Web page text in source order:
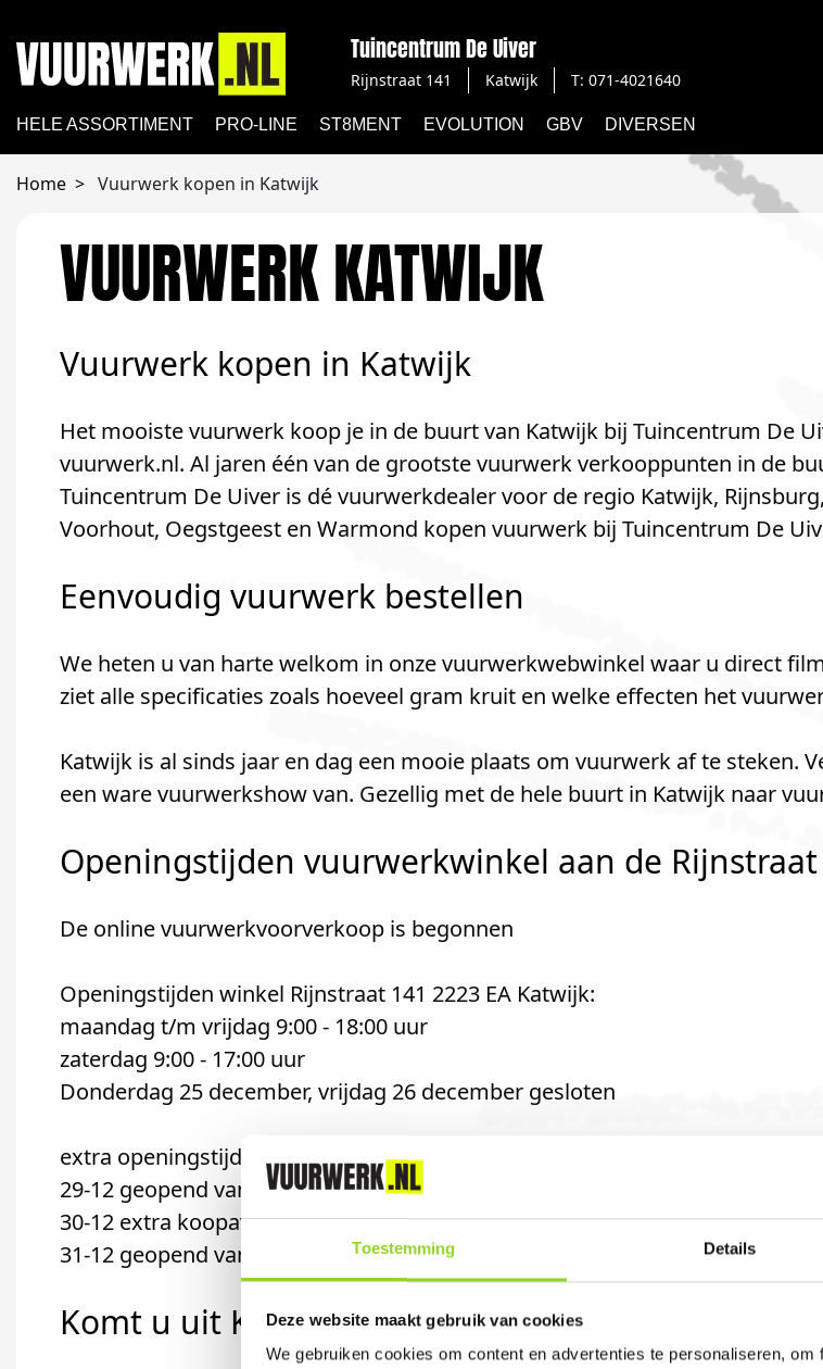
Toestemming Details
Deze website maakt gebruik van cookies
We gebruiken cookies om content en advertenties te personaliseren,
Tuincentrum De Uiver
Rijnstraat 141 Katwijk T: 071-4021640
HELE ASSORTIMENT PRO-LINE ST8MENT EVOLUTION GBV DIVERSEN
Home Vuurwerk kopen in Katwijk
VUURWERK KATWIJK
Vuurwerk kopen in Katwijk
Het mooiste vuurwerk koop je in de buurt van Katwijk bij Tuincentrum De
vuurwerk.nl. Al jaren één van de grootste vuurwerk verkooppunten in de
Tuincentrum De Uiver is dé vuurwerkdealer voor de regio Katwijk,
Voorhout, Oegstgeest en Warmond kopen vuurwerk bij Tuincentrum De
Eenvoudig vuurwerk bestellen
We heten u van harte welkom in onze vuurwerkwebwinkel waar u direct
ziet alle specificaties zoals hoeveel gram kruit en welke effecten het
Katwijk is al sinds jaar en dag een mooie plaats om vuurwerk af te steken.
een ware vuurwerkshow van. Gezellig met de hele buurt in Katwijk naar
Openingstijden vuurwerkwinkel aan de
De online vuurwerkvoorverkoop is begonnen
Openingstijden winkel Rijnstraat 141 2223 EA Katwijk:
maandag t/m vrijdag 9:00 - 18:00 uur
zaterdag 9:00 - 17:00 uur
Donderdag 25 december, vrijdag 26 december gesloten
extra openingstijden voor vuurwerkverkoop
29-12 geopend van 9:00 tot 18:00 uur
30-12 extra koopavond tot 20:30 uur
31-12 geopend van 9:00 tot 17:00 uur
Komt u uit Katwijk?